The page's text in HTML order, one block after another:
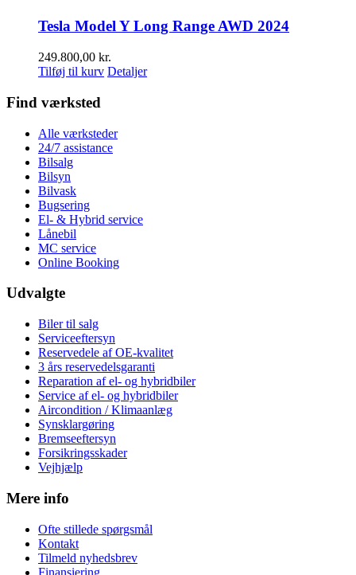
Tesla Model Y Long Range AWD 2024
249.800,00 kr.
Tilføj til kurv Detaljer
Find værksted
Alle værksteder
24/7 assistance
Bilsalg
Bilsyn
Bilvask
Bugsering
El- & Hybrid service
Lånebil
MC service
Online Booking
Udvalgte
Biler til salg
Serviceeftersyn
Reservedele af OE-kvalitet
3 års reservedelsgaranti
Reparation af el- og hybridbiler
Service af el- og hybridbiler
Aircondition / Klimaanlæg
Synsklargøring
Bremseeftersyn
Forsikringsskader
Vejhjælp
Mere info
Ofte stillede spørgsmål
Kontakt
Tilmeld nyhedsbrev
Finansiering